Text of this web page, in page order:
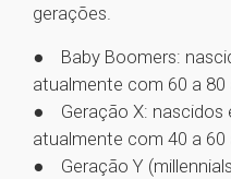
gerações.
● Baby Boomers:
atualmente com 60 a 80
● Geração X: nascidos
atualmente com 40 a 60
● Geração Y